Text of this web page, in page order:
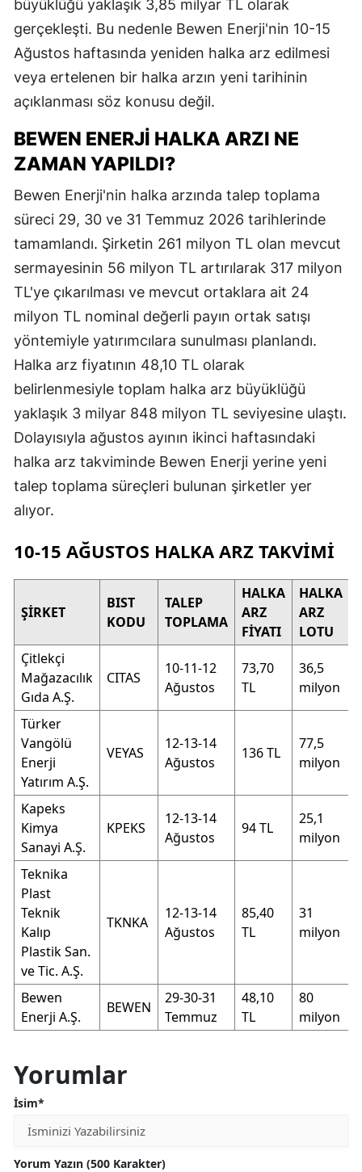
büyüklüğü yaklaşık 3,85 milyar TL olarak
gerçekleşti. Bu nedenle Bewen Enerji'nin 10-15
Ağustos haftasında yeniden halka arz edilmesi
veya ertelenen bir halka arzın yeni tarihinin
açıklanması söz konusu değil.
BEWEN ENERJİ HALKA ARZI NE
ZAMAN YAPILDI?
Bewen Enerji'nin halka arzında talep toplama
süreci 29, 30 ve 31 Temmuz 2026 tarihlerinde
tamamlandı. Şirketin 261 milyon TL olan mevcut
sermayesinin 56 milyon TL artırılarak 317 milyon
TL'ye çıkarılması ve mevcut ortaklara ait 24
milyon TL nominal değerli payın ortak satışı
yöntemiyle yatırımcılara sunulması planlandı.
Halka arz fiyatının 48,10 TL olarak
belirlenmesiyle toplam halka arz büyüklüğü
yaklaşık 3 milyar 848 milyon TL seviyesine ulaştı.
Dolayısıyla ağustos ayının ikinci haftasındaki
halka arz takviminde Bewen Enerji yerine yeni
talep toplama süreçleri bulunan şirketler yer
alıyor.
10-15 AĞUSTOS HALKA ARZ TAKVİMİ
ŞİRKET
BIST
KODU
TALEP
TOPLAMA
HALKA
ARZ
FİYATI
HALKA
ARZ
LOTU
Çitlekçi
Mağazacılık
Gıda A.Ş.
CITAS
10-11-12
Ağustos
73,70
TL
36,5
milyon
Türker
Vangölü
Enerji
Yatırım A.Ş.
VEYAS
12-13-14
Ağustos
136 TL
77,5
milyon
Kapeks
Kimya
Sanayi A.Ş.
KPEKS
12-13-14
Ağustos
94 TL
25,1
milyon
Teknika
Plast
Teknik
Kalıp
Plastik San.
ve Tic. A.Ş.
TKNKA
12-13-14
Ağustos
85,40
TL
31
milyon
Bewen
Enerji A.Ş.
BEWEN
29-30-31
Temmuz
48,10
TL
80
milyon
Yorumlar
İsim*
Yorum Yazın (500 Karakter)